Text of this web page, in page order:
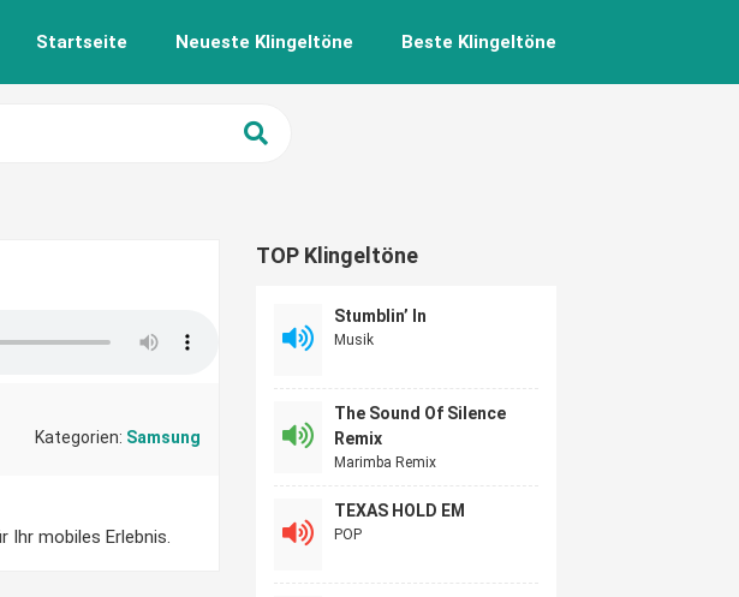
Startseite Neueste Klingeltöne Beste Klingeltöne
Kategorien: Samsung
Ihr mobiles Erlebnis.
TOP Klingeltöne
Stumblin’ In
Musik
The Sound Of Silence
Remix
Marimba Remix
TEXAS HOLD EM
POP